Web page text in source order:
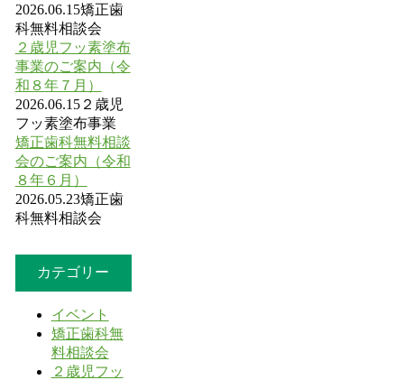
2026.06.15矯正歯
科無料相談会
２歳児フッ素塗布
事業のご案内（令
和８年７月）
2026.06.15２歳児
フッ素塗布事業
矯正歯科無料相談
会のご案内（令和
８年６月）
2026.05.23矯正歯
科無料相談会
カテゴリー
イベント
矯正歯科無
料相談会
２歳児フッ